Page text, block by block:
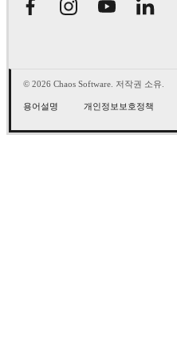
© 2026 Chaos Software. 저작권 소유.
용어설명 개인정보보호정책